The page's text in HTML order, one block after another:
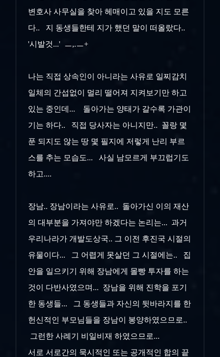
변호사 사무실을 찾아 헤매이고 있을 지도 모른
다.. 지 동생들한테 지가 했던 말이 떠올랐다..
'시발것...' ㅡ,.ㅡ+
나는 직접 상속인이 아니라는 사유로 일찌감치
일체의 간섭없이 멀리 떨어져 지켜보기만 하고
있는 중인데... 돌아가는 양태가 갈수록 가관이
기는 하다.. 직접 당사자는 아니지만.. 꼴랑 몇
푼 되지도 않는 땅 몇 필지에 저렇게 난리 부르
스를 추는 모습도... 사실 남모르게 부끄럽기도
하고....
장남.. 장남이라는 사유로.. 돌아가신 이의 재산
의 대부분을 가져야만 하겠다는 논리는... 과거
우리나라가 개발도상국.. 그 이전 후진국 시절의
유물이다... 그 어렵게 못살던 그 시절에는.. 집
안을 일으키기 위해 장남에게 몰빵 투자를 하는
것이 다반사였으며... 장남을 위해 진학을 포기
한 동생들... 그 동생들과 자신의 뒷바라지를 한
헌신적인 부모님들을 장남이 봉양하였으므로..
그런한 사례기 비일비재 하였으므로...
서로 서로간의 묵시적인 또는 공개적인 합의 끝